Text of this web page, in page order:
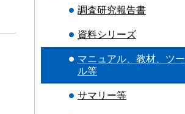
調査研究報告書
資料シリーズ
マニュアル、教材、ツー
ル等
サマリー等